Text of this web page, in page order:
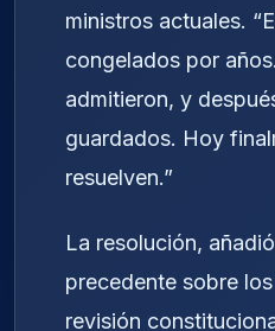
ministros actuales.
congelados por
admitieron, y
guardados. Hoy
resuelven.”
La resolución,
precedente sobre
revisión